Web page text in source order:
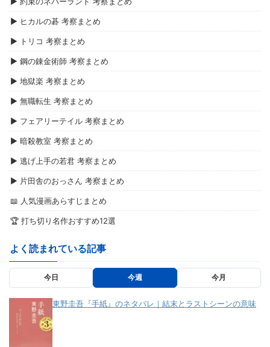
▶ ヒカルの碁 考察まとめ
▶ トリコ 考察まとめ
▶ 鋼の錬金術師 考察まとめ
▶ 地獄楽 考察まとめ
▶ 無職転生 考察まとめ
▶ フェアリーテイル 考察まとめ
▶ 暗殺教室 考察まとめ
▶ 逃げ上手の若君 考察まとめ
▶ 片田舎のおっさん 考察まとめ
📖 人気漫画あらすじまとめ
🏆 打ち切り名作おすすめ12選
よく読まれている記事
今日 今週 今月
東野圭吾『手紙』のネタバレ｜結末とラストシーンの意味